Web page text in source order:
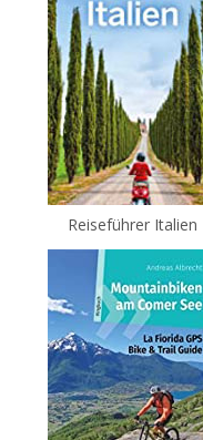
Reiseführer Italien